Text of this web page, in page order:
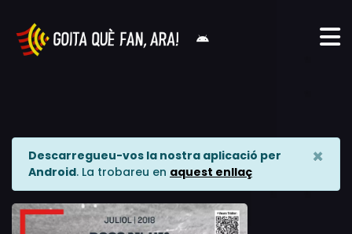
Descarregueu-vos la nostra aplicació per
Android. La trobareu en aquest enllaç
×